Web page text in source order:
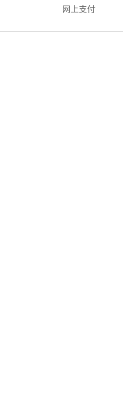
网上支付